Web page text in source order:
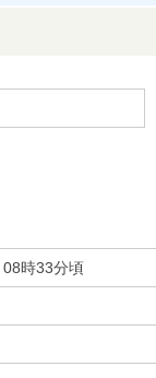
時33分頃